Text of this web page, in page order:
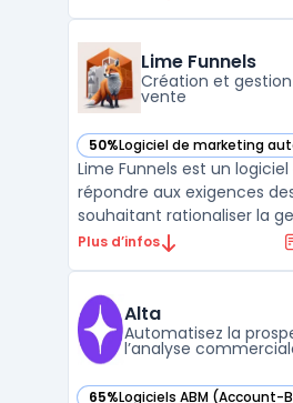
engendre des suivis
conversations et mod ...
Lime Funnels
Création et
vente
50%Logiciel de marketing
— voir Lime Funnels dans
Lime Funnels est un
répondre aux exigences
souhaitant rationaliser la
campagnes marketing
tunnels de vente et
afin d’optimiser ...
Plus d’infos
Alta
Automatisez la
l’analyse
65%Logiciels ABM (Account-